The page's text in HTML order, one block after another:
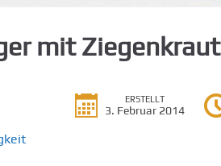
mit Ziegenkraut
ERSTELLT
3. Februar 2014